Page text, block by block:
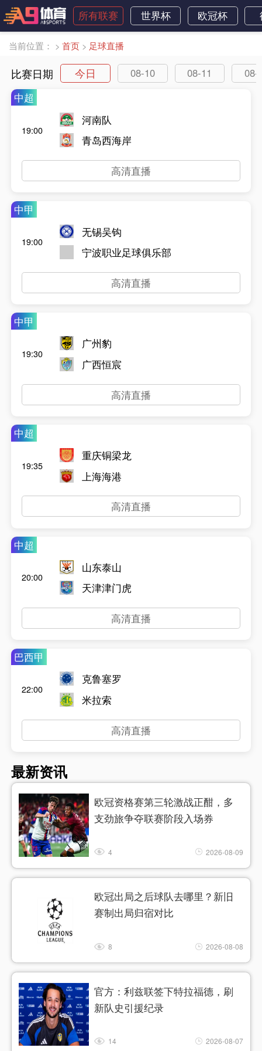
所有联赛 世界杯 欧冠杯
当前位置： > 首页 > 足球直播
比赛日期 今日 08-10 08-11
08-
中超
19:00
河南队
青岛西海岸
高清直播
中甲
19:00
无锡吴钩
宁波职业足球俱乐部
高清直播
中甲
19:30
广州豹
广西恒宸
高清直播
中超
19:35
重庆铜梁龙
上海海港
高清直播
中超
20:00
山东泰山
天津津门虎
高清直播
巴西甲
22:00
克鲁塞罗
米拉索
高清直播
最新资讯
欧冠资格赛第三轮激战正酣，多
支劲旅争夺联赛阶段入场券
4 2026-08-09
欧冠出局之后球队去哪里？新旧
赛制出局归宿对比
8 2026-08-08
官方：利兹联签下特拉福德，刷
新队史引援纪录
14 2026-08-07